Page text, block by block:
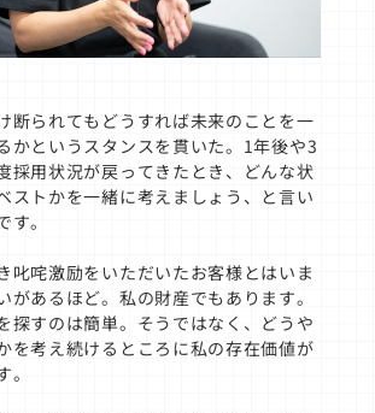
断られてもどうすれば未来のことを一
かというスタンスを貫いた。1年後や3
採用状況が戻ってきたとき、どんな状
ストかを一緒に考えましょう、と言い
。
叱咤激励をいただいたお客様とはいま
があるほど。私の財産でもあります。
探すのは簡単。そうではなく、どうや
を考え続けるところに私の存在価値が